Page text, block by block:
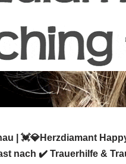
| 💓️💎Herzdiamant
nach ✔️ Trauerhilfe &